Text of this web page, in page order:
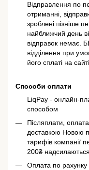
Відправлення по
отриманні,
зроблені пізніше
найближчий день
відправок немає.
відділення при
його сплаті на
Способи оплати
LiqPay - онлайн-
способом
Післяплати,
доставкою Новою
тарифів компанії
200₴ надсилаються
Оплата по рахунку